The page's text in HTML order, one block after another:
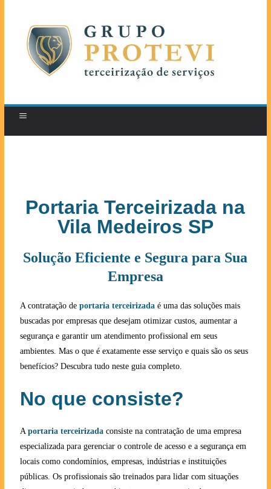
Portaria Terceirizada na
Vila Medeiros SP
Solução Eficiente e Segura para Sua
Empresa
A contratação de portaria terceirizadaé uma das soluções mais
buscadas por empresas que desejam otimizar custos, aumentar a
segurança e garantir um atendimento profissional em seus
ambientes. Mas o que é exatamente esse serviço e quais são os seus
benefícios? Descubra tudo neste guia completo.
No que consiste?
A portaria terceirizadaconsiste na contratação de uma empresa
especializada para gerenciar o controle de acesso e a segurança em
locais como condomínios, empresas, indústrias e instituições
públicas. Os profissionais são treinados para lidar com situações